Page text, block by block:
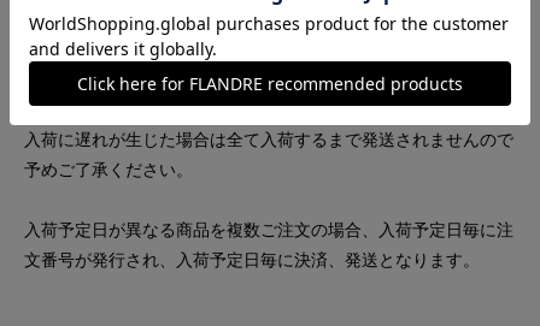
おります。
同じ入荷予定日の商品を同時にご注文いただくと、1つの箱にま
とめて発送いたします。
ただし、全ての商品が入荷次第の発送となりますので、1点でも
入荷に遅れが生じた場合は全て入荷するまで発送されませんので
予めご了承ください。
入荷予定日が異なる商品を複数ご注文の場合、入荷予定日毎に注
文番号が発行され、入荷予定日毎に決済、発送となります。